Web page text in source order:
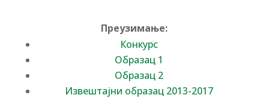
Преузимање:
Конкурс
Образац 1
Образац 2
Извештајни образац 2013-2017